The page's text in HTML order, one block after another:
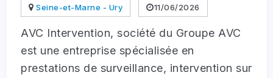
Seine-et-Marne - Ury
11/06/2026
AVC Intervention, société du Groupe AVC
est une entreprise spécialisée en
prestations de surveillance, intervention sur